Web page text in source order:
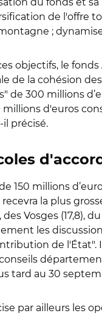
de l'offre
;
objectifs, le
de la cohésion
de 300 millions
d'euros
il précisé.
150 millions
la plus
des Vosges (17,8),
les
de l'État".
tard au 30
par ailleurs les